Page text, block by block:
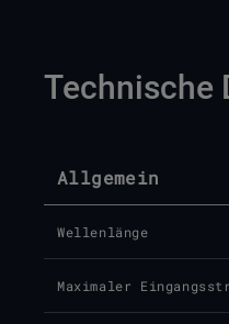
Technische
Allgemein
Wellenlänge
Maximaler